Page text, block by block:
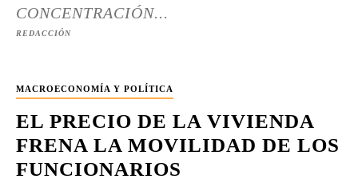
CONCENTRACIÓN...
REDACCIÓN
MACROECONOMÍA Y POLÍTICA
EL PRECIO DE LA VIVIENDA
FRENA LA MOVILIDAD DE LOS
FUNCIONARIOS